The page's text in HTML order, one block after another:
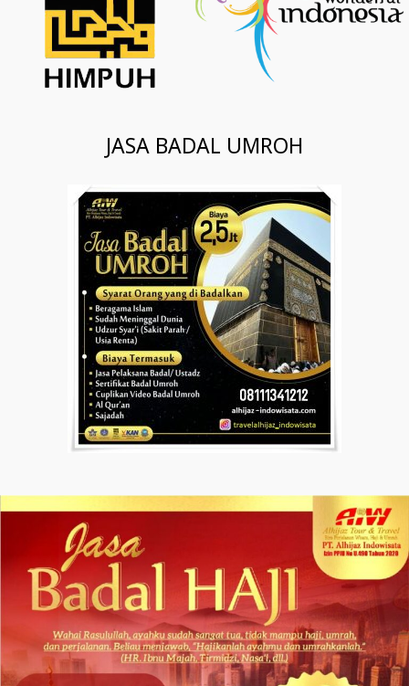
JASA BADAL UMROH